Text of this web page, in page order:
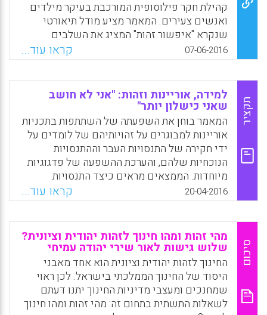
שמו לעצמם למטרה את הפעולה המשותפת של
הדור הצעיר בשתי המדינות. ד"ר קיזל שימש ראש
הוועדה הישראלית-גרמנית לחקר ספרי לימוד בין
השנים 2010 ל-2015 והרצאתו אתגרה את
השומעים לדיון ער בשיח הקורבני אשר לדבריו
ופרופסיונאליות – בישראל (אוניברסיטת חיפה).
WhatsApp
Facebook
Email
X
קהילת חקר פילוסופית המורכבת בעיקר מילדים
ואנשים צעירים. המאמר מציע מודל תיאורטי
שנקרא "איפשור זהות" המציג את השלבים
שבהם, תחת התפקיד המנחה שמגלמת קהילת
החקר הפילוסופית, המטא-נרטיב ההגמוני של
הזרם המרכזי בחברה מפנה מקום לזהות של חברי
קבוצות הנמצאות בשוליים. המודל מבוסס על
ההכרה בנרטיבים שונים בתוך רשת של נרטיבים
משותפים שאינה מבכרת את המטא-נרטיב.
המאמר מדווח על ההתנסויות של מתווכים
ותלמידים ממגזרים חלשים ומודרים בחברה
בשתי מדינות אשר השתתפותם בקהילות חקר
פילוסופיות סיפקה להם לא רק "קול" אלא גם
נוכחות וזהות (Arie Kizel, 2016).
07-06-2016 קראו עוד...
תקציר
למידה, אוריינות וזהות: "אני לא חושב
שאני כישלון יותר"
המאמר בוחן את השפעתה של השתתפות בתכניות
אוריינות למבוגרים על זהויותיהם של לומדים על
ידי חקירה של התנסויות העבר וההתנסויות
הנוכחיות שלהם, והערכת ההשפעה של פדגוגיות
מיוחדות. הממצאים מראים כיצד התנסויות
חיוביות של לומדים בתכניות שלהם גרמו להם
להעריך מחדש את ההבנות הקודמות שלהם
ואפשרו הבניה של זהויות חדשות כאנשים
המסוגלים ללמוד (Tett, Lyn, 2016).
WhatsApp
Facebook
Email
X
20-04-2016 קראו עוד...
סיכום
מהי זהות ומהו חינוך לזהות יהודית וציונית?
שלוש גישות לאור שירי יהודה עמיחי
החינוך לזהות יהודית וציונית הוא אחד מאבני
היסוד של החינוך הממלכתי בישראל. לכן ראוי
שמחנכים ומעצבי מדיניות החינוך יתנו דעתם
לשאלות התשתית בתחום זה: מהי זהות ומהו חינוך